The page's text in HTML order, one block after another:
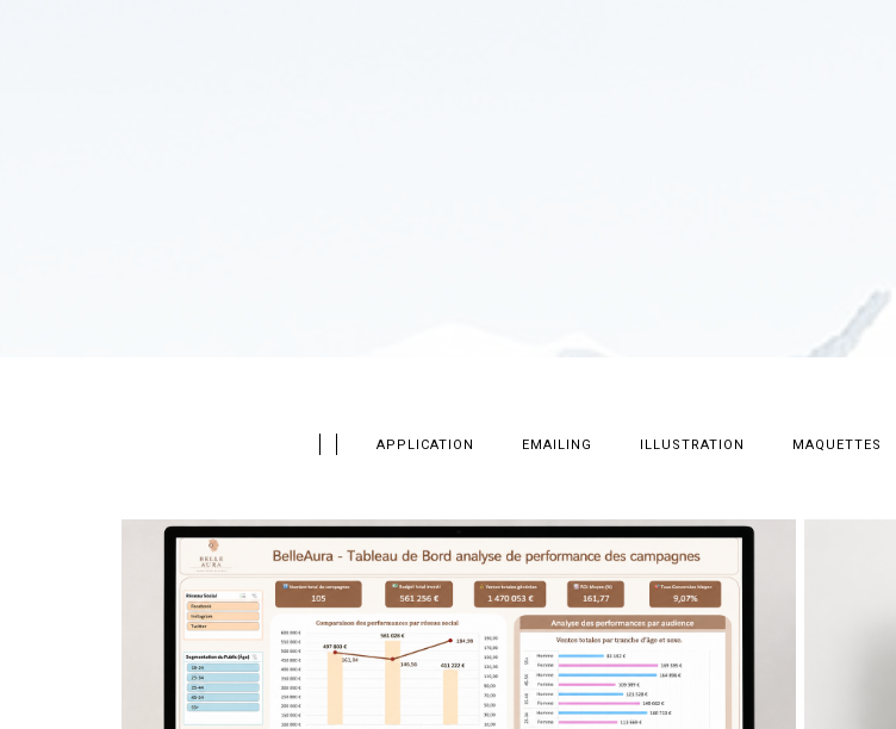
APPLICATION EMAILING ILLUSTRATION MAQUETTES